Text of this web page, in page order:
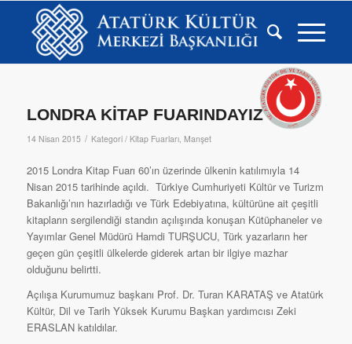
LONDRA KİTAP FUARINDAYIZ
14 Nisan 2015 / Kategori / Kitap Fuarları, Manşet
2015 Londra Kitap Fuarı 60’ın üzerinde ülkenin katılımıyla 14
Nisan 2015 tarihinde açıldı. Türkiye Cumhuriyeti Kültür ve Turizm
Bakanlığı’nın hazırladığı ve Türk Edebiyatına, kültürüne ait çeşitli
kitapların sergilendiği standın açılışında konuşan Kütüphaneler ve
Yayımlar Genel Müdürü Hamdi TURŞUCU, Türk yazarların her
geçen gün çeşitli ülkelerde giderek artan bir ilgiye mazhar
olduğunu belirtti.
Açılışa Kurumumuz başkanı Prof. Dr. Turan KARATAŞ ve Atatürk
Kültür, Dil ve Tarih Yüksek Kurumu Başkan yardımcısı Zeki
ERASLAN katıldılar.